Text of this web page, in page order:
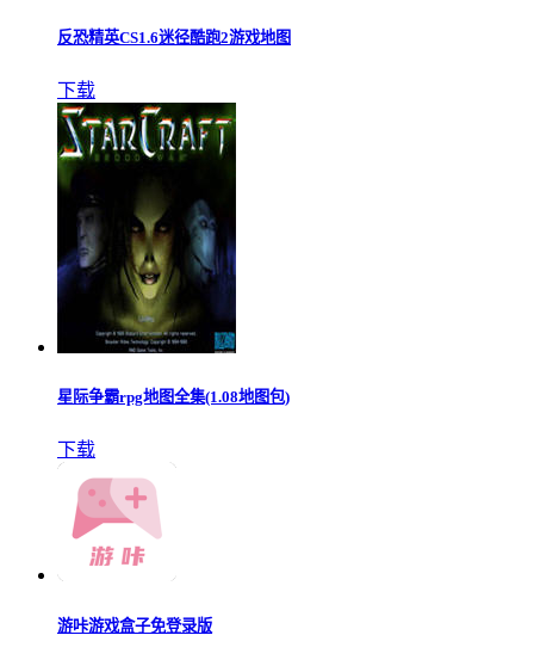
反恐精英CS1.6迷径酷跑2游戏地图
下载
星际争霸rpg地图全集(1.08地图包)
下载
游咔游戏盒子免登录版